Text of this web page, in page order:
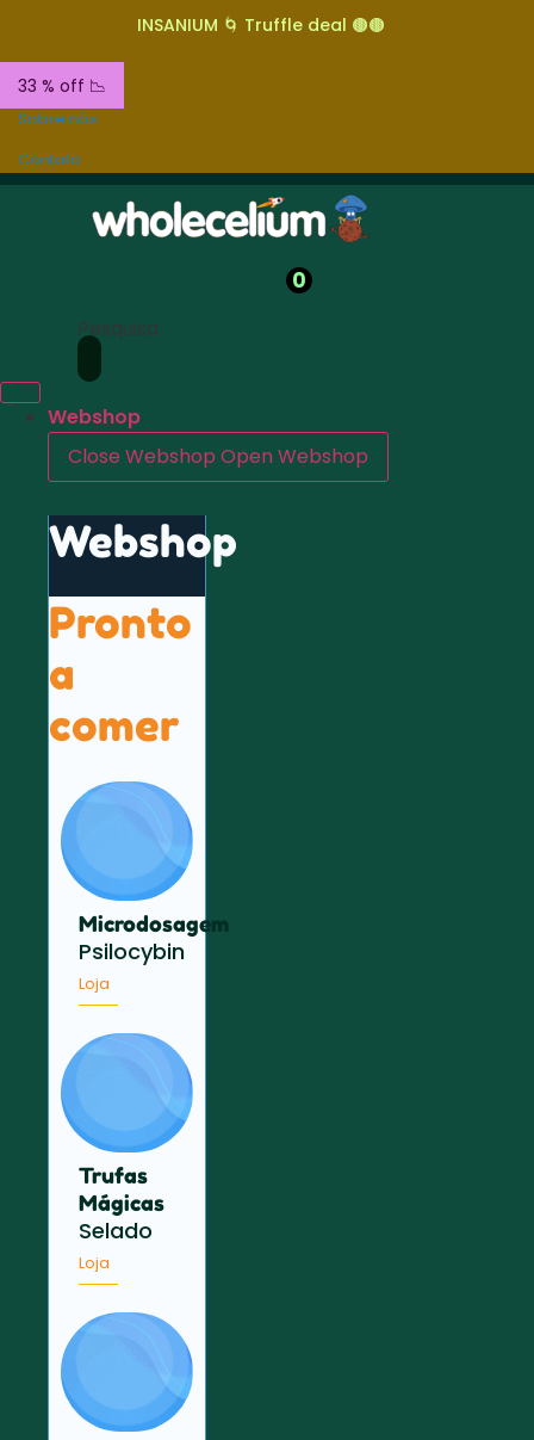
INSANIUM 🌀 Truffle deal 🟤🟤
33 % off 📉
Sobre nós
Contato
0
Pesquisa
Webshop
Close Webshop Open Webshop
Webshop
Pronto
a
comer
Microdosagem
Psilocybin
Loja
Trufas
Mágicas
Selado
Loja